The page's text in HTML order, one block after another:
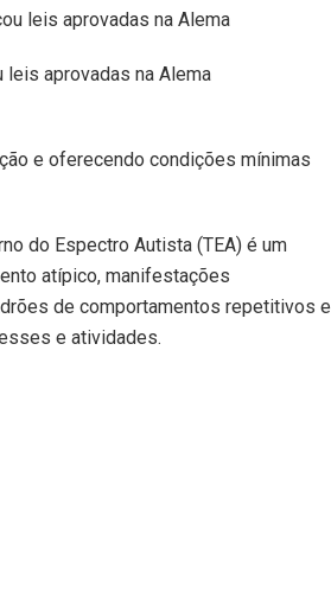
aprovadas na Alema
e oferecendo condições mínimas
do Espectro Autista (TEA) é um
atípico, manifestações
de comportamentos repetitivos e
e atividades.